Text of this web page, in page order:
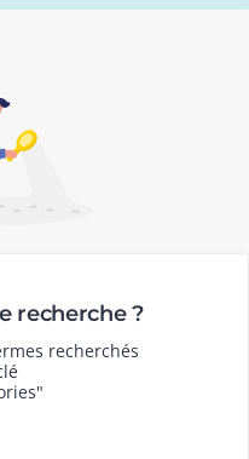
recherche ?
recherchés